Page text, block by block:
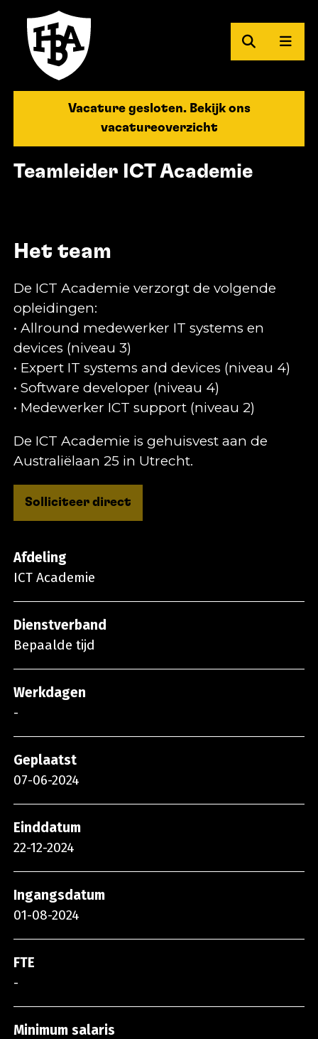
Herman Brood Academie
Zoeken
Vacature gesloten. Bekijk ons
vacatureoverzicht
Teamleider ICT Academie
Het team
De ICT Academie verzorgt de volgende
opleidingen:
• Allround medewerker IT systems en
devices (niveau 3)
• Expert IT systems and devices (niveau 4)
• Software developer (niveau 4)
• Medewerker ICT support (niveau 2)
De ICT Academie is gehuisvest aan de
Australiëlaan 25 in Utrecht.
Solliciteer direct
Afdeling
ICT Academie
Dienstverband
Bepaalde tijd
Werkdagen
-
Geplaatst
07-06-2024
Einddatum
22-12-2024
Ingangsdatum
01-08-2024
FTE
-
Minimum salaris